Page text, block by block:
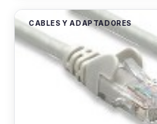
CABLES Y ADAPTADORES